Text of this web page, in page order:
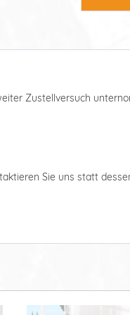
Zustellversuch
Sie uns statt